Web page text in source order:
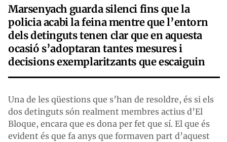
Marsenyach guarda silenci fins que la
policia acabi la feina mentre que l’entorn
dels detinguts tenen clar que en aquesta
ocasió s’adoptaran tantes mesures i
decisions exemplaritzants que escaiguin
Una de les qüestions que s’han de resoldre, és si els
dos detinguts són realment membres actius d’El
Bloque, encara que es dona per fet que sí. El que és
evident és que fa anys que formaven part d’aquest